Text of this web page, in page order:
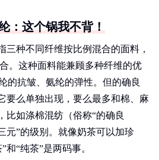
：这个锅我不背！
三种不同纤维按比例混合的面料，
。这种面料能兼顾多种纤维的优
的抗皱、氨纶的弹性。但的确良
要么单独出现，要么最多和棉、麻
比如涤棉混纺（俗称“的确良
元”的级别。就像奶茶可以加珍
和“纯茶”是两码事。